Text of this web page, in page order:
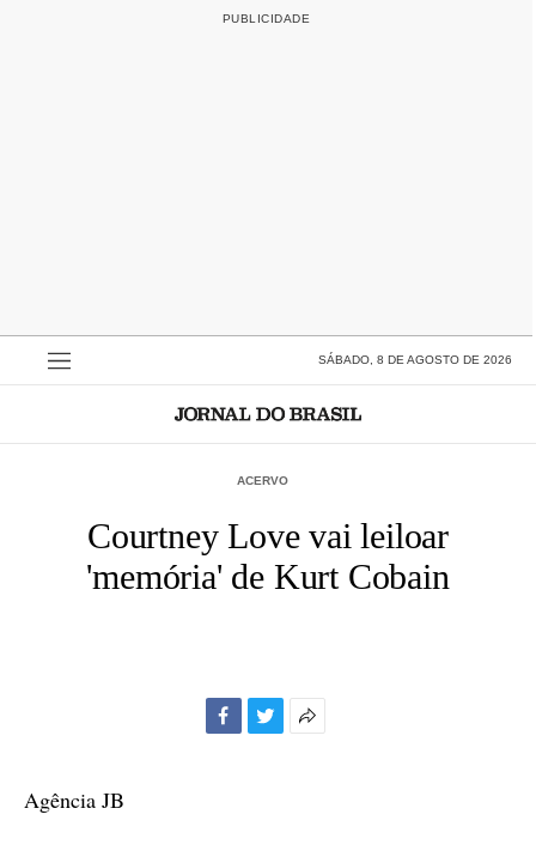
SÁBADO, 8 DE AGOSTO DE 2026
ACERVO
Courtney Love vai leiloar
'memória' de Kurt Cobain
Agência JB